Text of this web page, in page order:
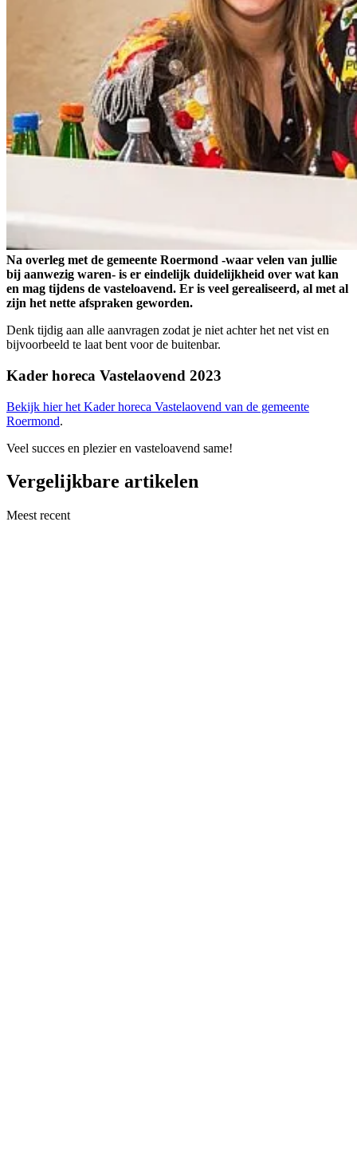
Na overleg met de gemeente Roermond -waar velen van jullie
bij aanwezig waren- is er eindelijk duidelijkheid over wat kan
en mag tijdens de vasteloavend. Er is veel gerealiseerd, al met al
zijn het nette afspraken geworden.
Denk tijdig aan alle aanvragen zodat je niet achter het net vist en
bijvoorbeeld te laat bent voor de buitenbar.
Kader horeca Vastelaovend 2023
Bekijk hier het Kader horeca Vastelaovend van de gemeente
Roermond.
Veel succes en plezier en vasteloavend same!
Vergelijkbare artikelen
Meest recent